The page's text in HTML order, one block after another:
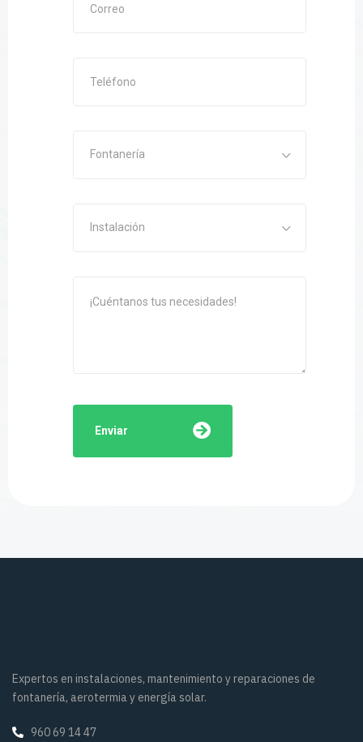
Fontanería
Instalación
Enviar
Expertos en instalaciones, mantenimiento y reparaciones de
fontanería, aerotermia y energía solar.
960 69 14 47